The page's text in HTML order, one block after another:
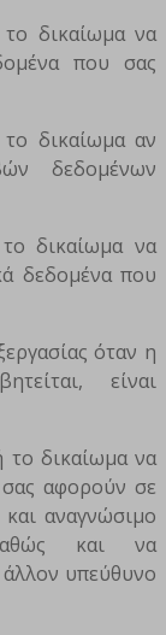
δικαίωμα να
που σας
δικαίωμα αν
δεδομένων
δικαίωμα να
δεδομένα που
όταν η
είναι
το δικαίωμα να
αφορούν σε
αναγνώσιμο
και να
υπεύθυνο